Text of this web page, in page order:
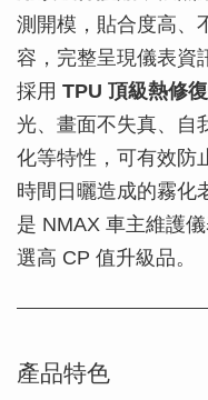
測開模，貼合度高、
容，完整呈現儀表資
採用 TPU 頂級熱修
光、畫面不失真、自
化等特性，可有效防
時間日曬造成的霧化
是 NMAX 車主維護
選高 CP 值升級品。
產品特色